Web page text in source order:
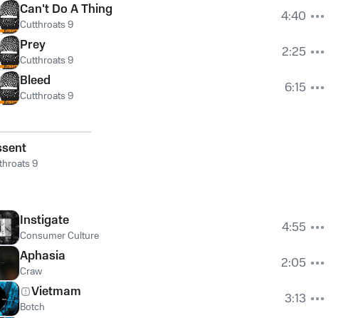
Can't Do A Thing
Cutthroats 9
4:40
Prey
Cutthroats 9
2:25
Bleed
Cutthroats 9 6:15
9
Instigate
Consumer Culture
4:55
Aphasia
Craw
2:05
Vietmam
Botch
3:13